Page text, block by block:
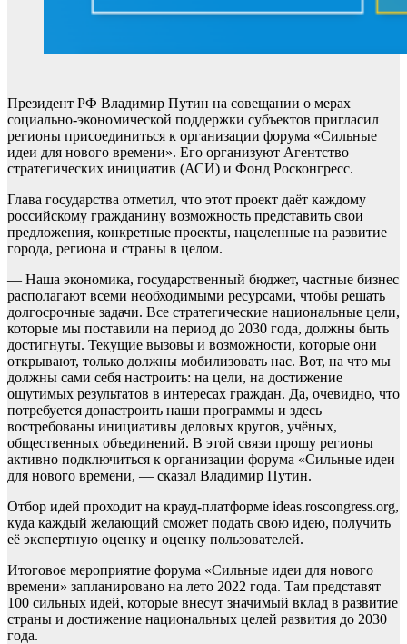
Президент РФ Владимир Путин на совещании о мерах
социально-экономической поддержки субъектов пригласил
регионы присоединиться к организации форума «Сильные
идеи для нового времени». Его организуют Агентство
стратегических инициатив (АСИ) и Фонд Росконгресс.
Глава государства отметил, что этот проект даёт каждому
российскому гражданину возможность представить свои
предложения, конкретные проекты, нацеленные на развитие
города, региона и страны в целом.
— Наша экономика, государственный бюджет, частные бизнес
располагают всеми необходимыми ресурсами, чтобы решать
долгосрочные задачи. Все стратегические национальные цели,
которые мы поставили на период до 2030 года, должны быть
достигнуты. Текущие вызовы и возможности, которые они
открывают, только должны мобилизовать нас. Вот, на что мы
должны сами себя настроить: на цели, на достижение
ощутимых результатов в интересах граждан. Да, очевидно, что
потребуется донастроить наши программы и здесь
востребованы инициативы деловых кругов, учёных,
общественных объединений. В этой связи прошу регионы
активно подключиться к организации форума «Сильные идеи
для нового времени, — сказал Владимир Путин.
Отбор идей проходит на крауд-платформе ideas.roscongress.org,
куда каждый желающий сможет подать свою идею, получить
её экспертную оценку и оценку пользователей.
Итоговое мероприятие форума «Сильные идеи для нового
времени» запланировано на лето 2022 года. Там представят
100 сильных идей, которые внесут значимый вклад в развитие
страны и достижение национальных целей развития до 2030
года.